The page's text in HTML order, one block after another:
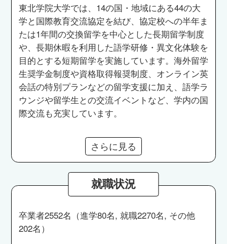
東北学院大学では、14の国・地域にある44の大
学と国際教育交流協定を結び、協定校への半年ま
たは1年間の交換留学を中心とした長期留学制度
や、長期休暇を利用した語学研修・異文化体験を
目的とする短期留学を実施しています。海外留学
生奨学金制度や資格取得報奨制度、オンライン英
会話の特別プランなどの留学支援に加え、語学ラ
ウンジや留学生との交流イベントなど、学内の国
際交流も充実しています。
さらに見る
就職状況
卒業者2552名（進学80名, 就職2270名, その他
202名）